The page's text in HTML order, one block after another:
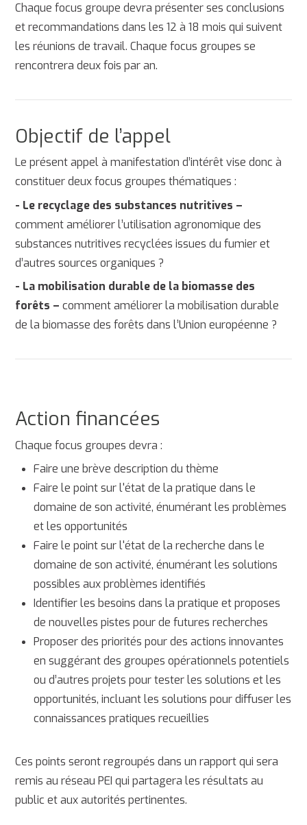
Chaque focus groupe devra présenter ses conclusions
et recommandations dans les 12 à 18 mois qui suivent
les réunions de travail. Chaque focus groupes se
rencontrera deux fois par an.
Objectif de l’appel
Le présent appel à manifestation d’intérêt vise donc à
constituer deux focus groupes thématiques :
- Le recyclage des substances nutritives –
comment améliorer l’utilisation agronomique des
substances nutritives recyclées issues du fumier et
d’autres sources organiques ?
- La mobilisation durable de la biomasse des
forêts –comment améliorer la mobilisation durable
de la biomasse des forêts dans l’Union européenne ?
Action financées
Chaque focus groupes devra :
Faire une brève description du thème
Faire le point sur l'état de la pratique dans le
domaine de son activité, énumérant les problèmes
et les opportunités
Faire le point sur l'état de la recherche dans le
domaine de son activité, énumérant les solutions
possibles aux problèmes identifiés
Identifier les besoins dans la pratique et proposes
de nouvelles pistes pour de futures recherches
Proposer des priorités pour des actions innovantes
en suggérant des groupes opérationnels potentiels
ou d’autres projets pour tester les solutions et les
opportunités, incluant les solutions pour diffuser les
connaissances pratiques recueillies
Ces points seront regroupés dans un rapport qui sera
remis au réseau PEI qui partagera les résultats au
public et aux autorités pertinentes.